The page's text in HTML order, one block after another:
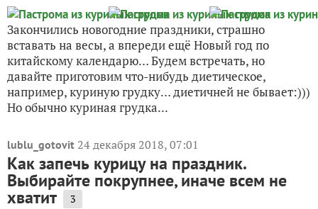
Закончились новогодние праздники, страшно
вставать на весы, а впереди ещё Новый год по
китайскому календарю… Будем встречать, но
давайте приготовим что-нибудь диетическое,
например, куриную грудку… диетичней не бывает:)))
Но обычно куриная грудка...
lublu_gotovit 24 декабря 2018, 07:01
Как запечь курицу на праздник.
Выбирайте покрупнее, иначе всем не
хватит 3